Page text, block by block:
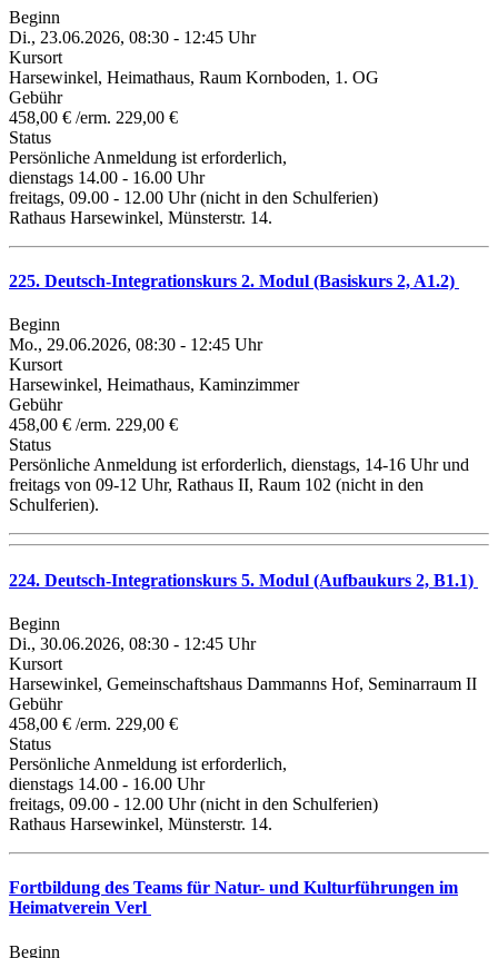
Beginn
Di., 23.06.2026, 08:30 - 12:45 Uhr
Kursort
Harsewinkel, Heimathaus, Raum Kornboden, 1. OG
Gebühr
458,00 € /erm. 229,00 €
Status
Persönliche Anmeldung ist erforderlich,
dienstags 14.00 - 16.00 Uhr
freitags, 09.00 - 12.00 Uhr (nicht in den Schulferien)
Rathaus Harsewinkel, Münsterstr. 14.
225. Deutsch-Integrationskurs 2. Modul (Basiskurs 2, A1.2)
Beginn
Mo., 29.06.2026, 08:30 - 12:45 Uhr
Kursort
Harsewinkel, Heimathaus, Kaminzimmer
Gebühr
458,00 € /erm. 229,00 €
Status
Persönliche Anmeldung ist erforderlich, dienstags, 14-16 Uhr und
freitags von 09-12 Uhr, Rathaus II, Raum 102 (nicht in den
Schulferien).
224. Deutsch-Integrationskurs 5. Modul (Aufbaukurs 2, B1.1)
Beginn
Di., 30.06.2026, 08:30 - 12:45 Uhr
Kursort
Harsewinkel, Gemeinschaftshaus Dammanns Hof, Seminarraum II
Gebühr
458,00 € /erm. 229,00 €
Status
Persönliche Anmeldung ist erforderlich,
dienstags 14.00 - 16.00 Uhr
freitags, 09.00 - 12.00 Uhr (nicht in den Schulferien)
Rathaus Harsewinkel, Münsterstr. 14.
Fortbildung des Teams für Natur- und Kulturführungen im
Heimatverein Verl
Beginn